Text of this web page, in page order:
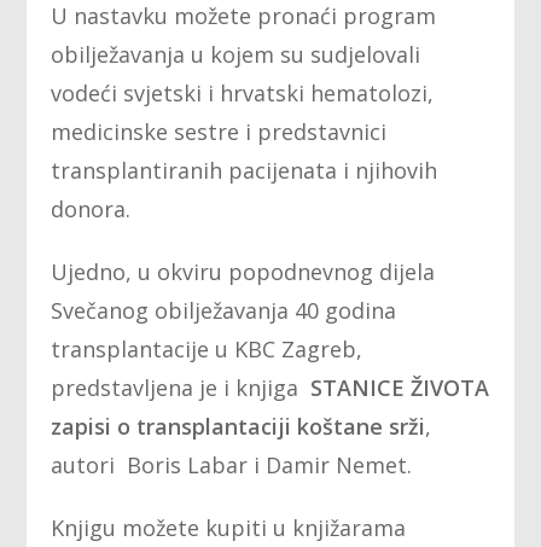
U nastavku možete pronaći program
obilježavanja u kojem su sudjelovali
vodeći svjetski i hrvatski hematolozi,
medicinske sestre i predstavnici
transplantiranih pacijenata i njihovih
donora.
Ujedno, u okviru popodnevnog dijela
Svečanog obilježavanja 40 godina
transplantacije u KBC Zagreb,
predstavljena je i knjiga STANICE ŽIVOTA
zapisi o transplantaciji koštane srži,
autori Boris Labar i Damir Nemet.
Knjigu možete kupiti u knjižarama